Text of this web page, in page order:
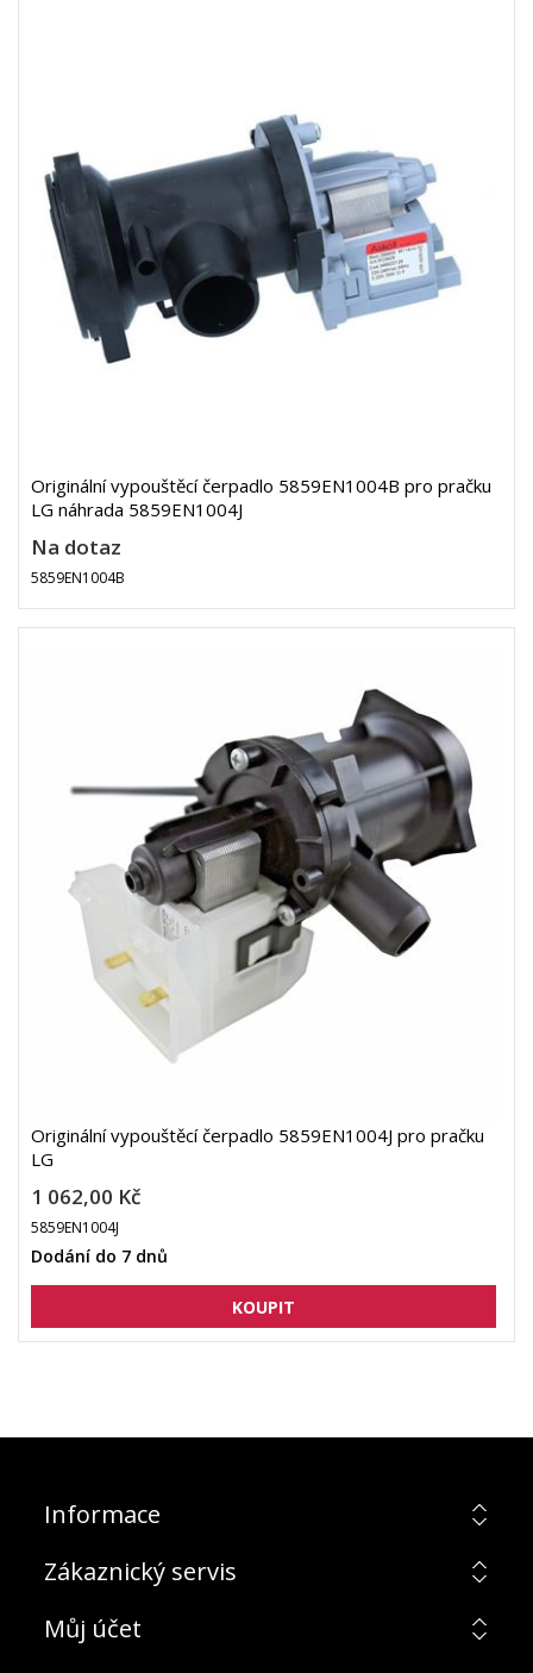
Originální vypouštěcí čerpadlo 5859EN1004B pro pračku
LG náhrada 5859EN1004J
Na dotaz
5859EN1004B
Originální vypouštěcí čerpadlo 5859EN1004J pro pračku
LG
1 062,00 Kč
5859EN1004J
Dodání do 7 dnů
Informace
Zákaznický servis
Můj účet